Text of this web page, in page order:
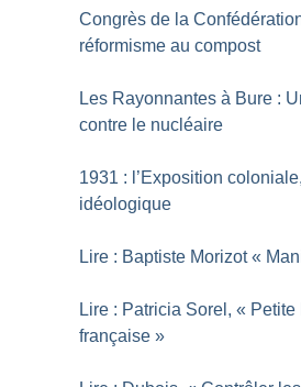
Congrès de la
réformisme au compost
Les Rayonnantes à Bure :
contre le nucléaire
1931 : l’Exposition
idéologique
Lire : Baptiste Morizot «
Lire : Patricia Sorel, «
française »